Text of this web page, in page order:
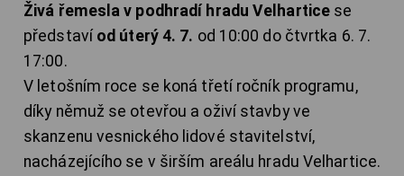
Živá řemesla v podhradí hradu Velhartice se
představí od úterý 4. 7. od 10:00 do čtvrtka 6. 7.
17:00.
V letošním roce se koná třetí ročník programu,
díky němuž se otevřou a oživí stavby ve
skanzenu vesnického lidové stavitelství,
nacházejícího se v širším areálu hradu Velhartice.